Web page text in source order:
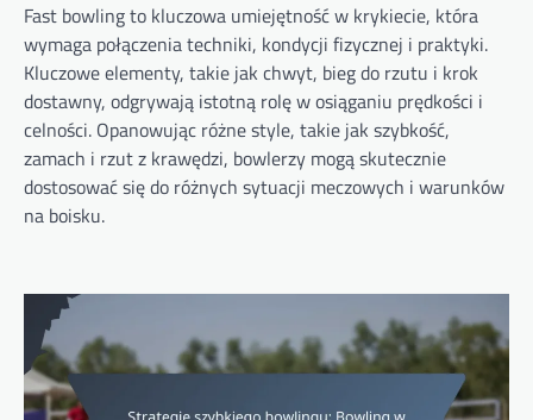
Fast bowling to kluczowa umiejętność w krykiecie, która
wymaga połączenia techniki, kondycji fizycznej i praktyki.
Kluczowe elementy, takie jak chwyt, bieg do rzutu i krok
dostawny, odgrywają istotną rolę w osiąganiu prędkości i
celności. Opanowując różne style, takie jak szybkość,
zamach i rzut z krawędzi, bowlerzy mogą skutecznie
dostosować się do różnych sytuacji meczowych i warunków
na boisku.